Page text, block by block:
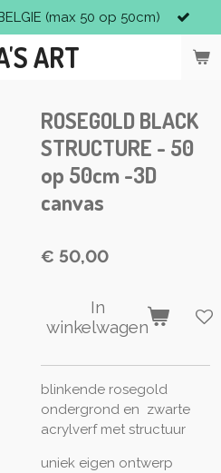
ART
(max 50 op 50cm)
ROSEGOLD BLACK
STRUCTURE - 50
op 50cm -3D
canvas
€ 50,00
In
winkelwagen
blinkende rosegold
ondergrond en zwarte
acrylverf met structuur
uniek eigen ontwerp